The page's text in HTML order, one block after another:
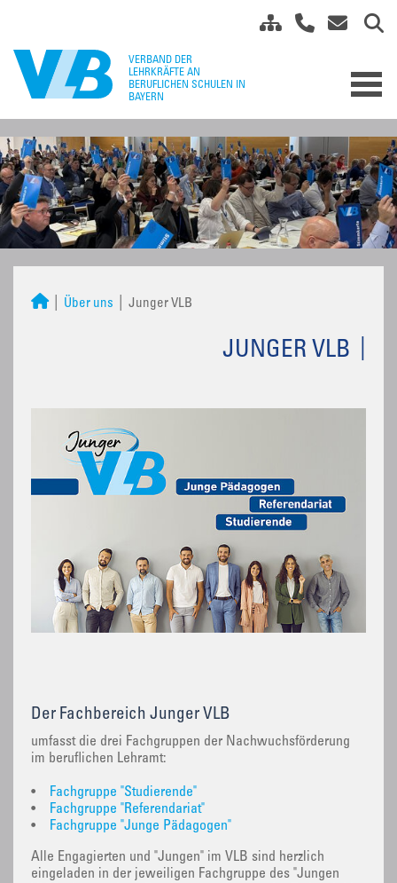
Über uns Junger VLB
JUNGER VLB
Der Fachbereich Junger VLB
umfasst die drei Fachgruppen der Nachwuchsförderung
im beruflichen Lehramt:
• Fachgruppe "Studierende"
• Fachgruppe "Referendariat"
• Fachgruppe "Junge Pädagogen"
Alle Engagierten und "Jungen" im VLB sind herzlich
eingeladen in der jeweiligen Fachgruppe des "Jungen